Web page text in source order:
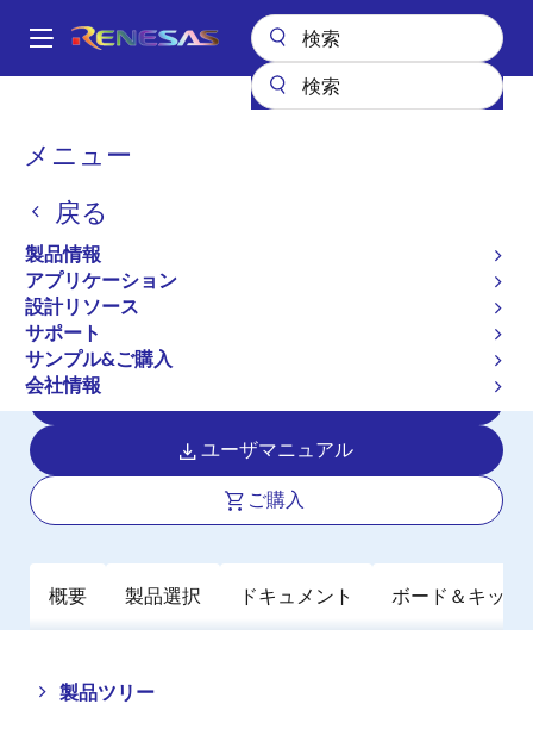
ン
Main
メニュー
戻る
製品情報
アプリケーション
設計リソース
サポート
サンプル&ご購入
会社情報
パ
く
ず
マイクロコントローラとマイクロプロセッサ
RA6M2
アクティブ
120MHz動作、中容量メモリ、Ethernet
内蔵の 32 ビットマイクロコントロー
ラ
ユーザマニュアル
ご購入
概要 製品選択 ドキュメント ボード＆キット
製品ツリー
Close
Open